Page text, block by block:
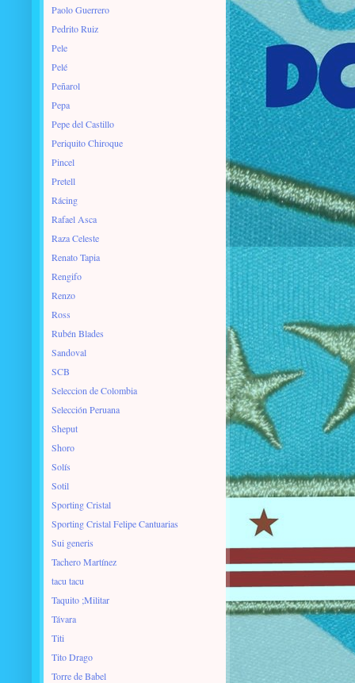
Paolo Guerrero
Pedrito Ruiz
Pele
Pelé
Peñarol
Pepa
Pepe del Castillo
Periquito Chiroque
Pincel
Pretell
Rácing
Rafael Asca
Raza Celeste
Renato Tapia
Rengifo
Renzo
Ross
Rubén Blades
Sandoval
SCB
Seleccion de Colombia
Selección Peruana
Sheput
Shoro
Solís
Sotil
Sporting Cristal
Sporting Cristal Felipe Cantuarias
Sui generis
Tachero Martínez
tacu tacu
Taquito ;Militar
Távara
Titi
Tito Drago
Torre de Babel